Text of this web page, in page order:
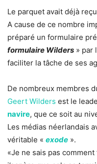
Le parquet avait déjà
A cause de ce nombre
préparé un formulaire
formulaire Wilders » par
faciliter la tâche de ses
De nombreux membres
Geert Wilders est le
navire, que ce soit au
Les médias néerlandais
véritable « exode ».
«Je ne sais pas